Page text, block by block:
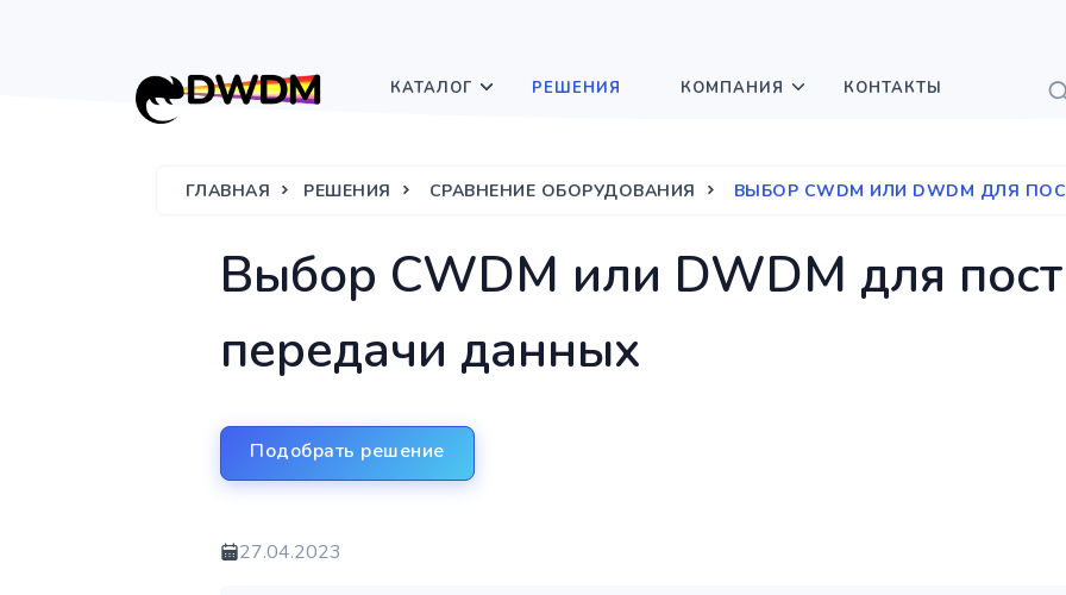
КАТАЛОГ РЕШЕНИЯ КОМПАНИЯ КОНТАКТЫ
ГЛАВНАЯ РЕШЕНИЯ СРАВНЕНИЕ ОБОРУДОВАНИЯ ВЫБОР CWDM ИЛИ DWDM ДЛЯ
Выбор CWDM или DWDM для
передачи данных
Подобрать решение
27.04.2023